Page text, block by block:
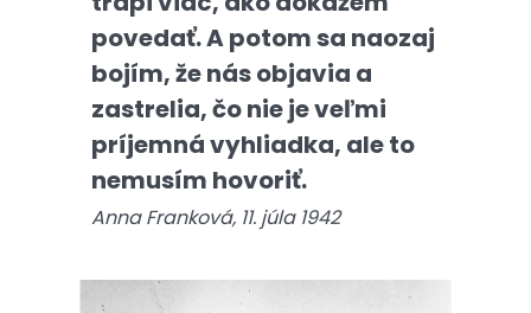
povedať. A potom sa naozaj
bojím, že nás objavia a
zastrelia, čo nie je veľmi
príjemná vyhliadka, ale to
nemusím hovoriť.
Anna Franková, 11. júla 1942